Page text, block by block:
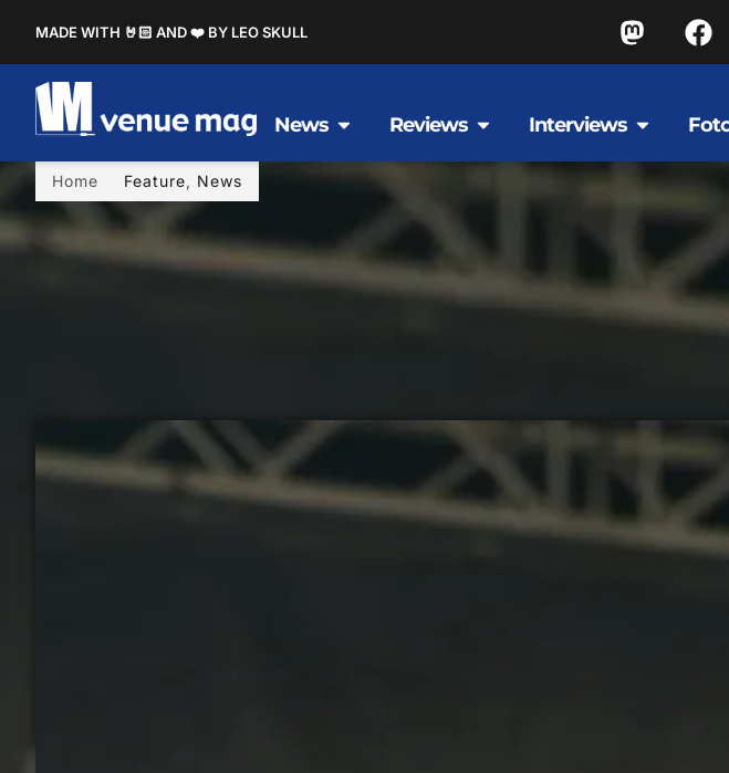
MADE WITH 🤘🏻 AND ❤️ BY LEO SKULL
News Reviews Interviews
Home Feature, News